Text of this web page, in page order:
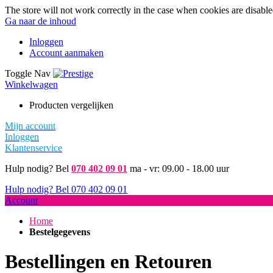
The store will not work correctly in the case when cookies are
Ga naar de inhoud
Inloggen
Account aanmaken
Toggle Nav
Winkelwagen
Producten vergelijken
Mijn account
Inloggen
Klantenservice
Hulp nodig? Bel 070 402 09 01 ma - vr: 09.00 - 18.00 uur
Hulp nodig? Bel 070 402 09 01
Account
Home
Bestelgegevens
Bestellingen en Retouren